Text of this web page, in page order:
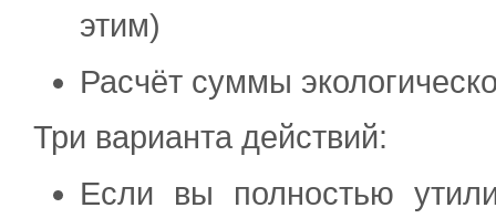
этим)
Расчёт суммы
Три варианта действий:
Если вы полностью